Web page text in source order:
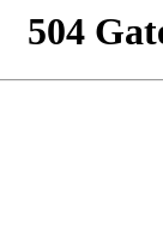
504